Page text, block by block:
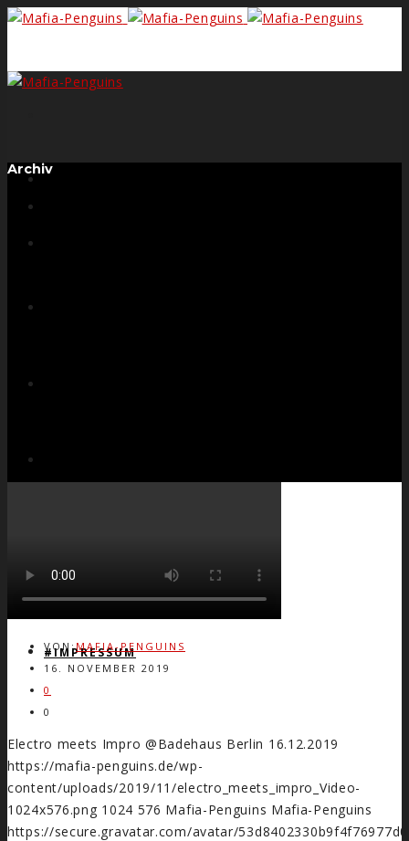
Form
#IMPRESSUM
Archiv
VON:MAFIA-PENGUINS
16. NOVEMBER 2019
0
0
Electro meets Impro @Badehaus Berlin 16.12.2019
https://mafia-penguins.de/wp-
content/uploads/2019/11/electro_meets_impro_Video-
1024x576.png 1024 576 Mafia-Penguins Mafia-Penguins
https://secure.gravatar.com/avatar/